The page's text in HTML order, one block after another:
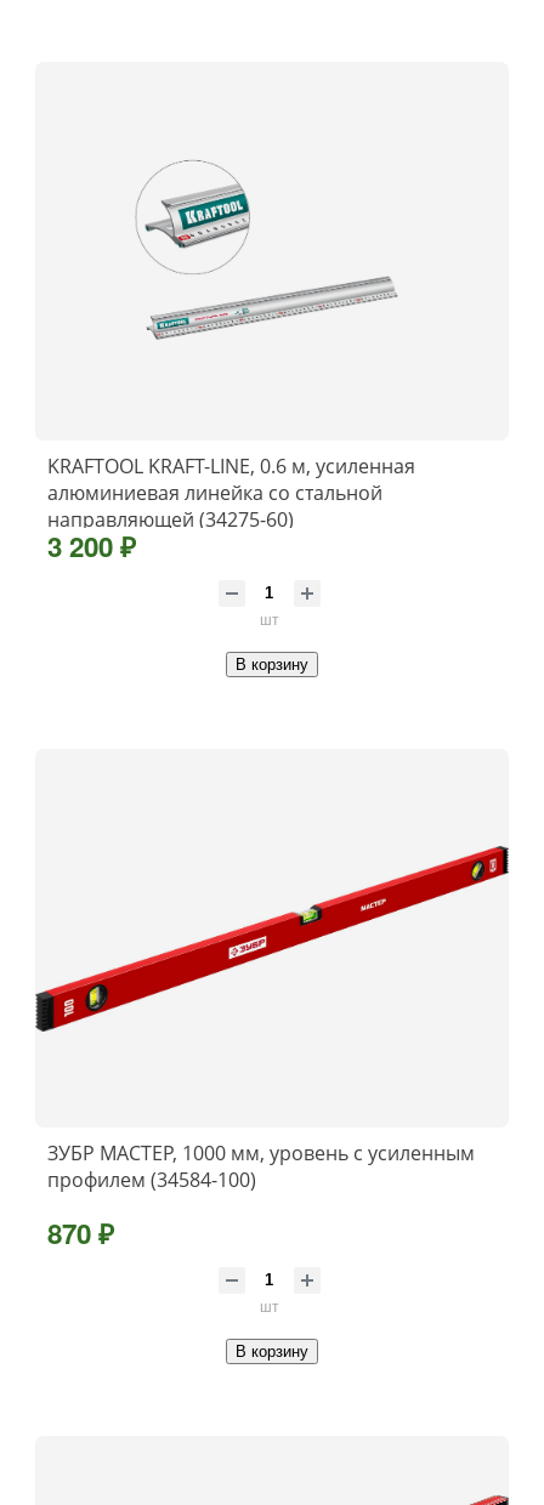
KRAFTOOL KRAFT-LINE, 0.6 м, усиленная
алюминиевая линейка со стальной
направляющей (34275-60)
3 200 ₽
шт
В корзину
ЗУБР МАСТЕР, 1000 мм, уровень с усиленным
профилем (34584-100)
870 ₽
шт
В корзину